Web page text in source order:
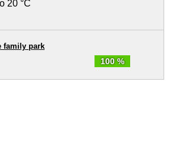
20 °C
100 %
family park